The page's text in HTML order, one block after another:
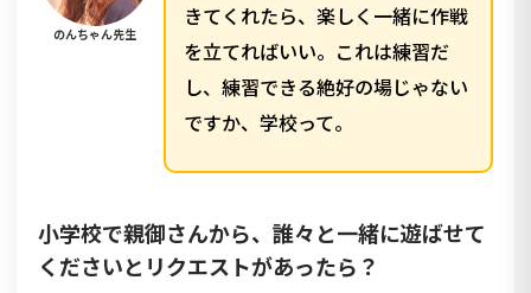
のんちゃん先生
きてくれたら、楽しく一緒に作戦
を立てればいい。これは練習だ
し、練習できる絶好の場じゃない
ですか、学校って。
小学校で親御さんから、誰々と一緒に遊ばせて
くださいとリクエストがあったら？